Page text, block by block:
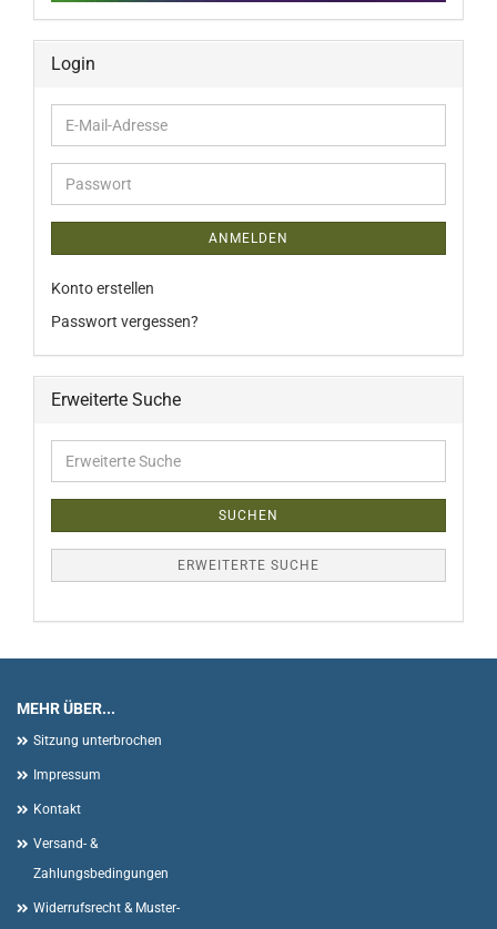
Login
E-
Mail-
Adresse
Passwort
ANMELDEN
Konto erstellen
Passwort vergessen?
Erweiterte Suche
Erweiterte
Suche
SUCHEN
ERWEITERTE SUCHE
MEHR ÜBER...
Sitzung unterbrochen
Impressum
Kontakt
Versand- &
Zahlungsbedingungen
Widerrufsrecht & Muster-